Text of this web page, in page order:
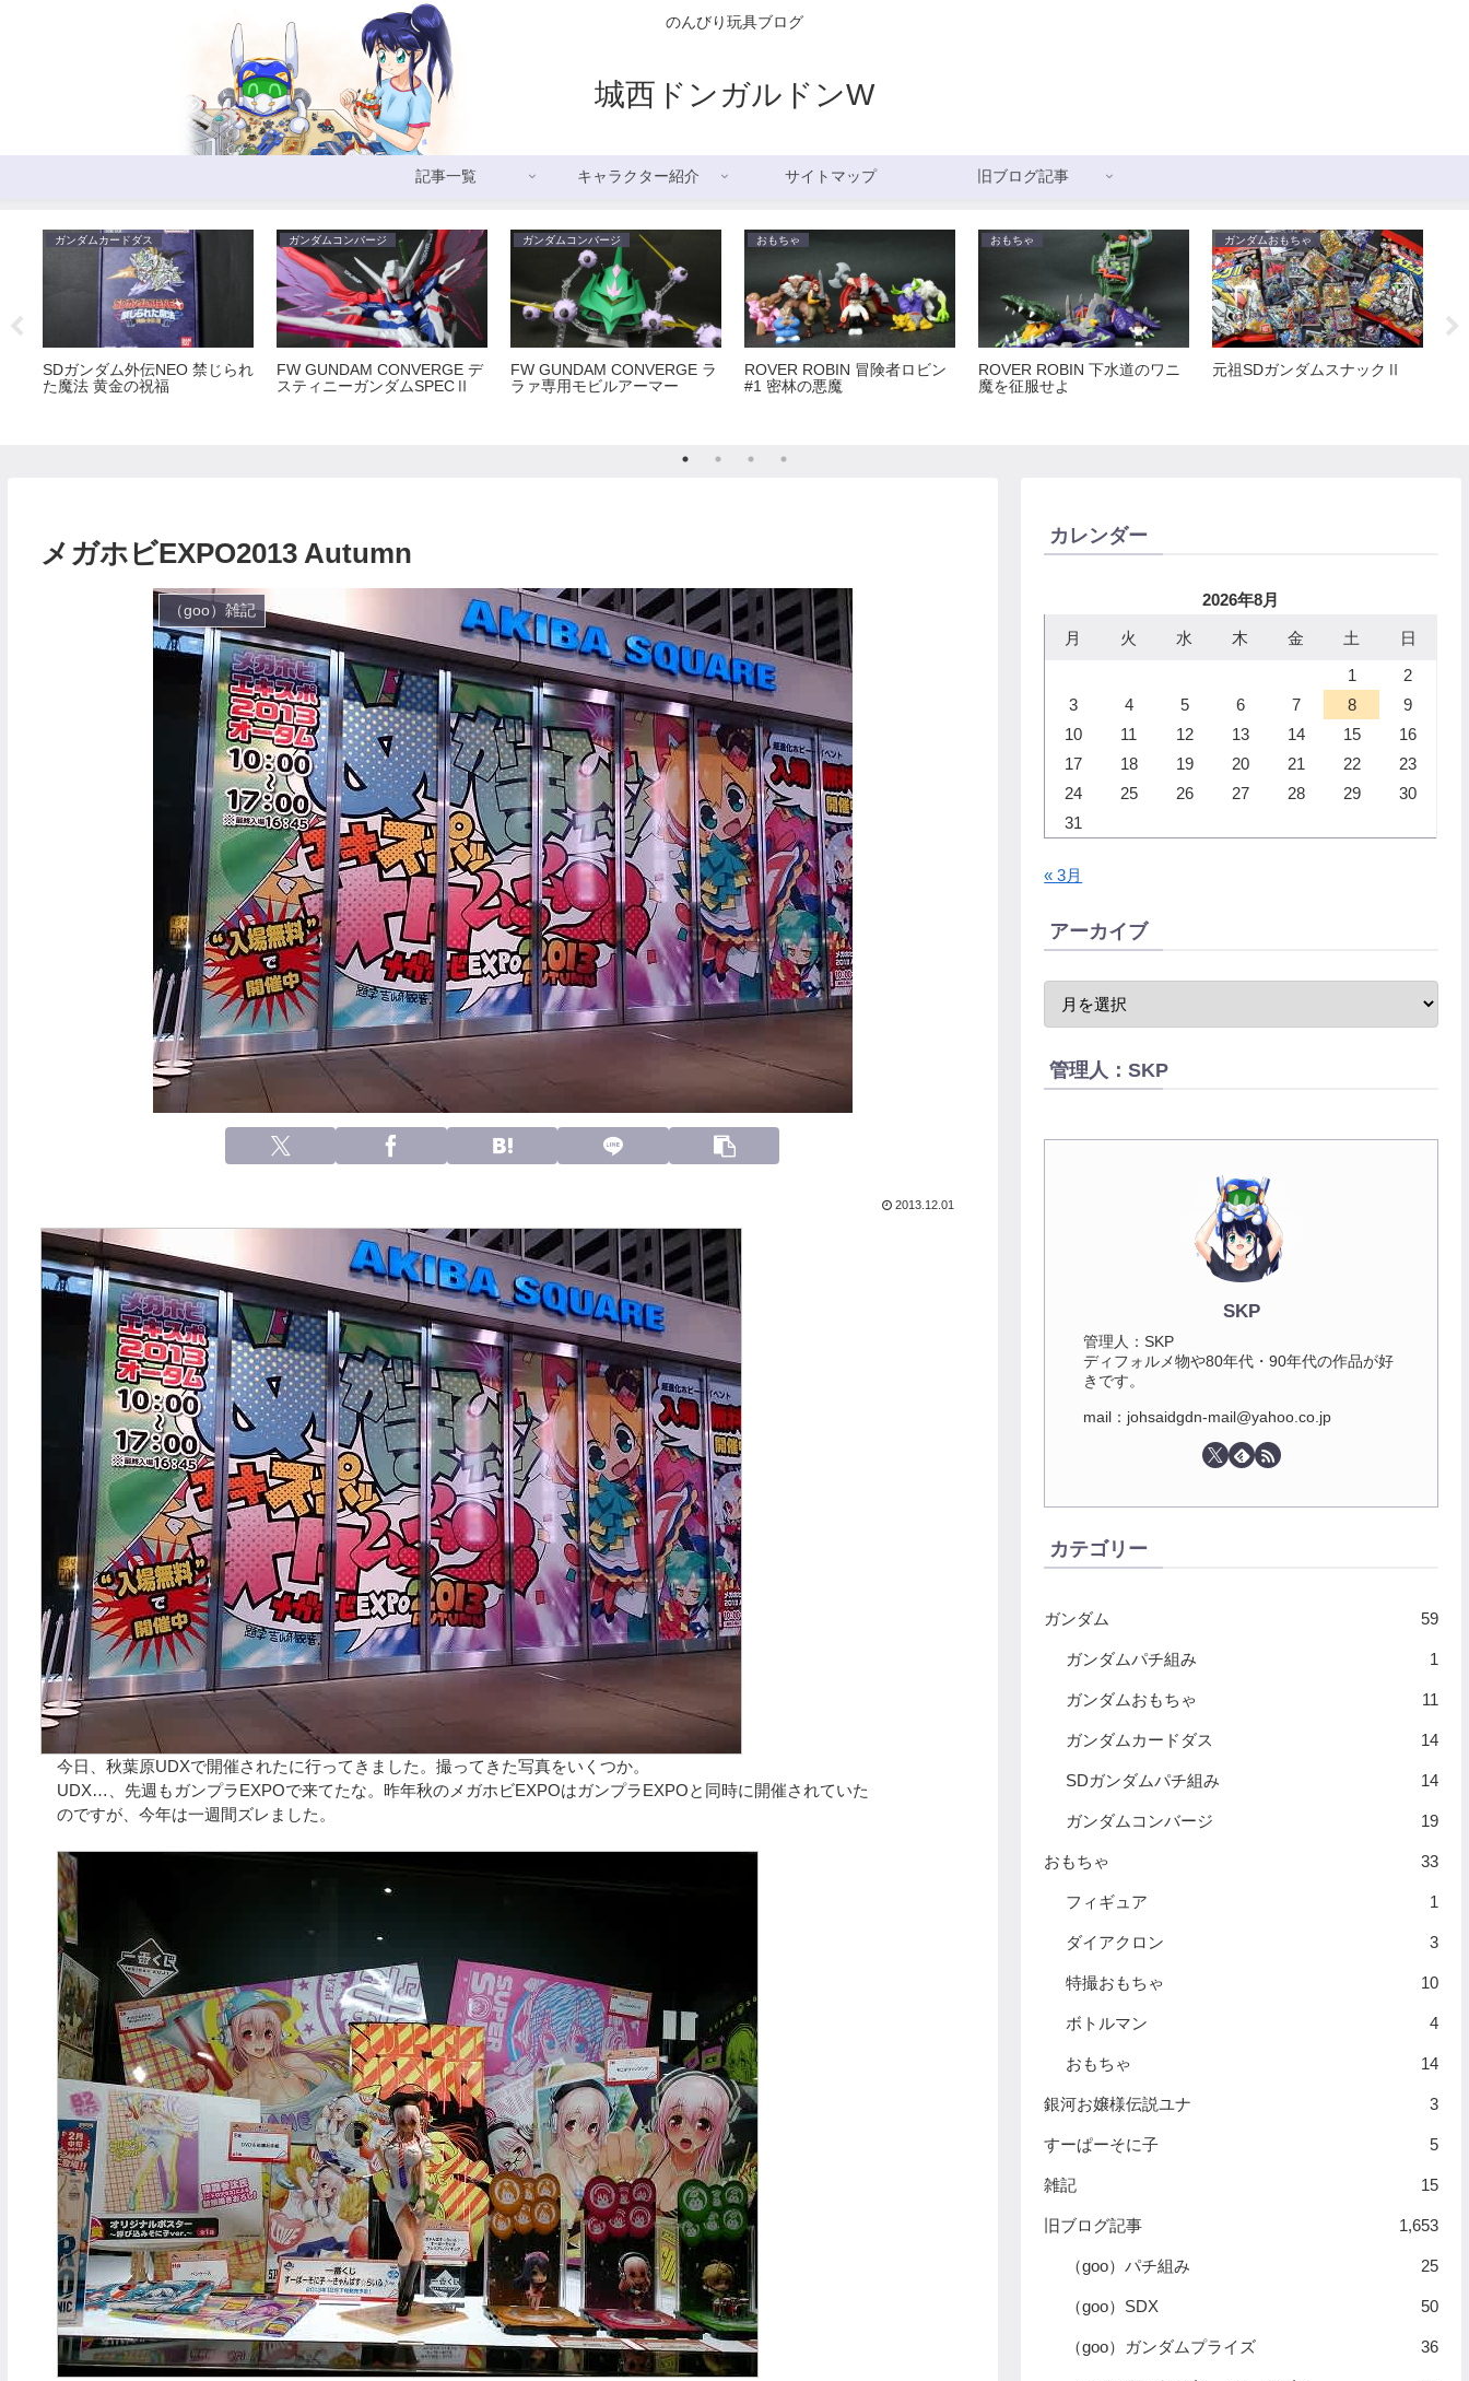
のんびり玩具ブログ
城西ドンガルドンW
記事一覧 キャラクター紹介 サイトマップ 旧ブログ記事
ガンダムカードダス
SDガンダム外伝NEO 禁じられ
た魔法 黄金の祝福
ガンダムコンバージ
FW GUNDAM CONVERGE デ
スティニーガンダムSPECⅡ
ガンダムコンバージ
FW GUNDAM CONVERGE ラ
ラァ専用モビルアーマー
おもちゃ
ROVER ROBIN 冒険者ロビン
#1 密林の悪魔
おもちゃ
ROVER ROBIN 下水道のワニ
魔を征服せよ
ガンダムおもちゃ
元祖SDガンダムスナックⅡ
メガホビEXPO2013 Autumn
（goo）雑記
2013.12.01
今日、秋葉原UDXで開催されたに行ってきました。撮ってきた写真をいくつか。
UDX…、先週もガンプラEXPOで来てたな。昨年秋のメガホビEXPOはガンプラEXPOと同時に開催されていた
のですが、今年は一週間ズレました。
カレンダー
2026年8月
月 火 水 木 金 土
日
1
2
3
4 5 6 7 8
9
10
11 12 13 14 15
16
17
18 19 20 21 22
23
24
25 26 27 28 29
30
31
« 3月
アーカイブ
管理人：SKP
SKP
管理人：SKP
ディフォルメ物や80年代・90年代の作品が好
きです。
mail：johsaidgdn-mail@yahoo.co.jp
カテゴリー
ガンダム 59
ガンダムパチ組み 1
ガンダムおもちゃ 11
ガンダムカードダス 14
SDガンダムパチ組み 14
ガンダムコンバージ 19
おもちゃ 33
フィギュア 1
ダイアクロン 3
特撮おもちゃ 10
ボトルマン 4
おもちゃ 14
銀河お嬢様伝説ユナ 3
すーぱーそに子 5
雑記 15
旧ブログ記事 1,653
（goo）パチ組み 25
（goo）SDX 50
（goo）ガンダムプライズ 36